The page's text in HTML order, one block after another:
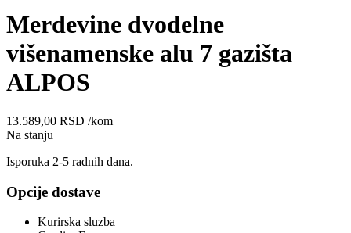
Merdevine dvodelne
višenamenske alu 7 gazišta
ALPOS
13.589,00 RSD /kom
Na stanju
Isporuka 2-5 radnih dana.
Opcije dostave
Kurirska sluzba